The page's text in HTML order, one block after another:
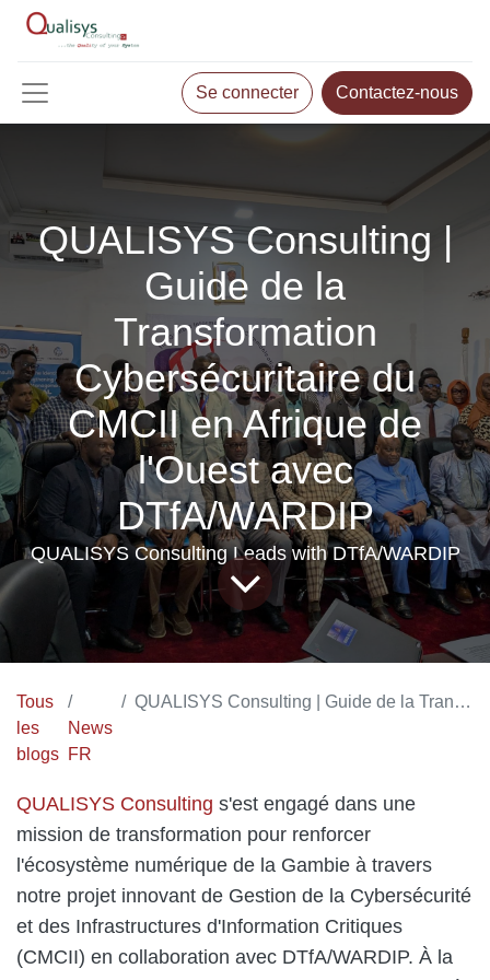
Se connecter Contactez-nous
QUALISYS Consulting |
Guide de la
Transformation
Cybersécuritaire du
CMCII en Afrique de
l'Ouest avec
DTfA/WARDIP
QUALISYS Consulting Leads with DTfA/WARDIP
Tous
les
blogs
News
FR
QUALISYS Consulting | Guide de la Transformation Cybersécuritaire du CMCII en Afrique de l'Ouest avec DTfA/WARDIP
QUALISYS Consulting s'est engagé dans une
mission de transformation pour renforcer
l'écosystème numérique de la Gambie à travers
notre projet innovant de Gestion de la Cybersécurité
et des Infrastructures d'Information Critiques
(CMCII) en collaboration avec DTfA/WARDIP. À la